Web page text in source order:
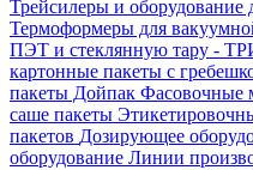
Трейсилеры и оборудование
Термоформеры для
ПЭТ и стеклянную тару -
картонные пакеты с
пакеты Дойпак Фасовочные
саше пакеты
пакетов Дозирующее
оборудование Линии